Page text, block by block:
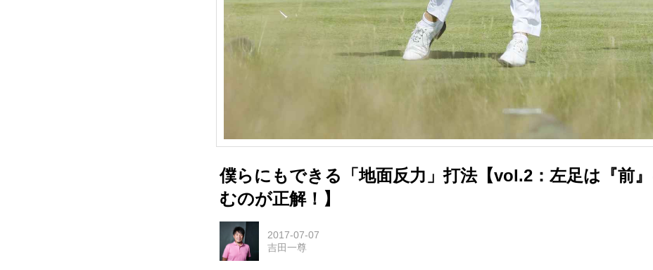
僕らにもできる「地面反力」打法【vol.2：左足は『前
むのが正解！】
2017-07-07
吉田一尊